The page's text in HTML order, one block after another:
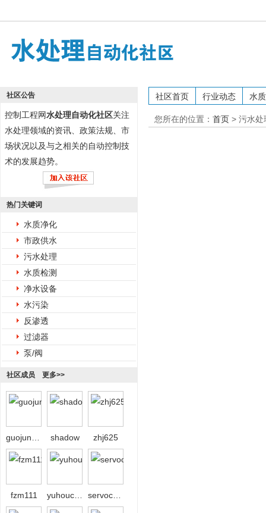
社区公告
控制工程网水处理自动化社区关注
水处理领域的资讯、政策法规、市
场状况以及与之相关的自动控制技
术的发展趋势。
热门关键词
水质净化
市政供水
污水处理
水质检测
净水设备
水污染
反渗透
过滤器
泵/阀
社区成员 更多>>
shadow zhj625
fzm111
社区首页 行业动态 水
您所在的位置： 首页 > 污水处